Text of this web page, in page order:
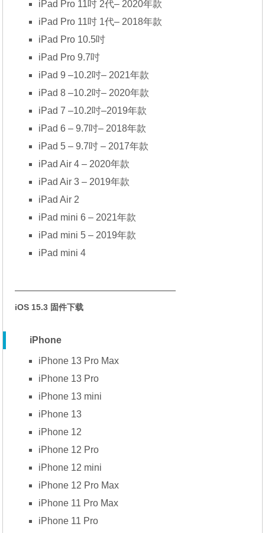
iPad Pro 11吋 2代– 2020年款
iPad Pro 11吋 1代– 2018年款
iPad Pro 10.5吋
iPad Pro 9.7吋
iPad 9 –10.2吋– 2021年款
iPad 8 –10.2吋– 2020年款
iPad 7 –10.2吋–2019年款
iPad 6 – 9.7吋– 2018年款
iPad 5 – 9.7吋 – 2017年款
iPad Air 4 – 2020年款
iPad Air 3 – 2019年款
iPad Air 2
iPad mini 6 – 2021年款
iPad mini 5 – 2019年款
iPad mini 4
—————————————————
iOS 15.3 固件下载
iPhone
iPhone 13 Pro Max
iPhone 13 Pro
iPhone 13 mini
iPhone 13
iPhone 12
iPhone 12 Pro
iPhone 12 mini
iPhone 12 Pro Max
iPhone 11 Pro Max
iPhone 11 Pro